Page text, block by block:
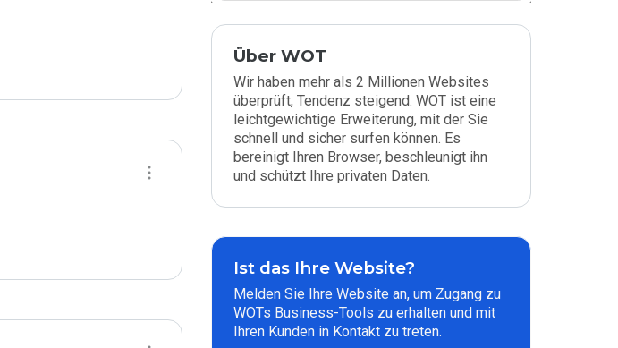
Über WOT
Wir haben mehr als 2 Millionen Websites
überprüft, Tendenz steigend. WOT ist eine
leichtgewichtige Erweiterung, mit der Sie
schnell und sicher surfen können. Es
bereinigt Ihren Browser, beschleunigt ihn
und schützt Ihre privaten Daten.
Ist das Ihre Website?
Melden Sie Ihre Website an, um Zugang zu
WOTs Business-Tools zu erhalten und mit
Ihren Kunden in Kontakt zu treten.